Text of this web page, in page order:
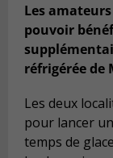
Les
pouvoir
réfrigérée de
Les deux
pour lancer
temps de